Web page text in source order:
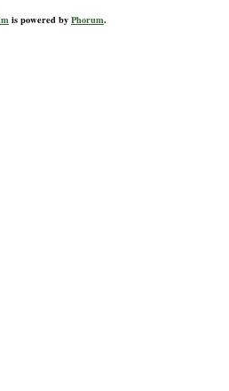
is powered byPhorum.